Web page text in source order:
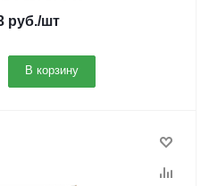
руб./шт
В корзину